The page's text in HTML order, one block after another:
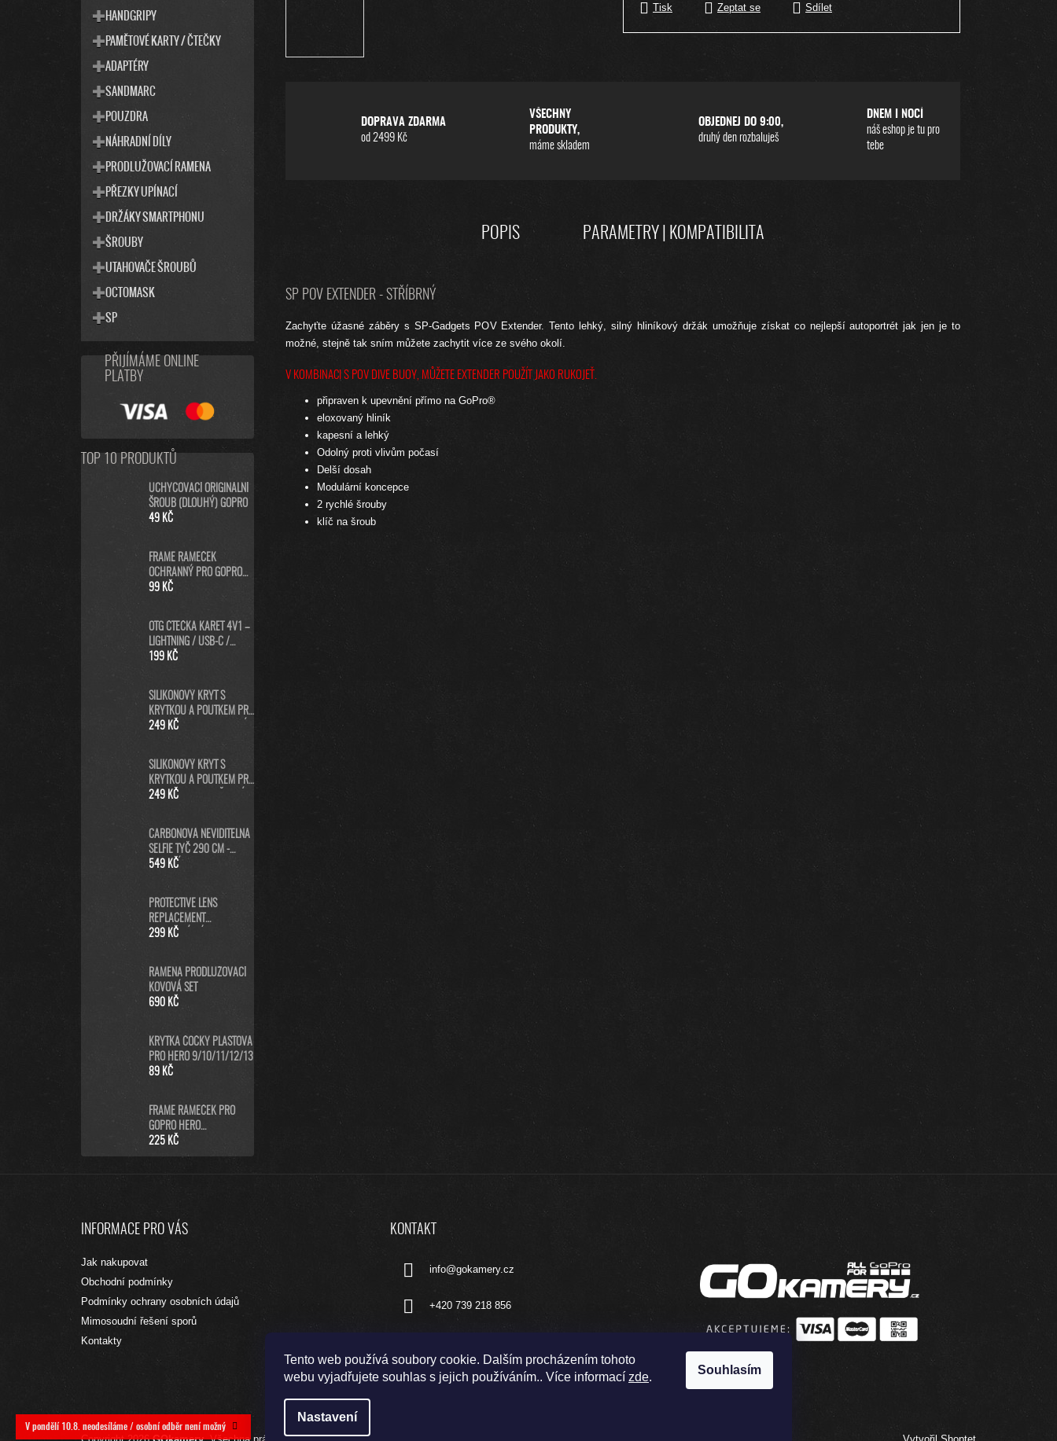
Tento web používá soubory cookie. Dalším procházením tohoto
webu vyjadřujete souhlas s jejich používáním.. Více informací zde.
Nastavení
Souhlasím
V pondělí 10.8. neodesíláme / osobní odběr není možný
HANDGRIPY
PAMĚTOVÉ KARTY / ČTEČKY
ADAPTÉRY
SANDMARC
POUZDRA
NÁHRADNÍ DÍLY
PRODLUŽOVACÍ RAMENA
PŘEZKY UPÍNACÍ
DRŽÁKY SMARTPHONU
ŠROUBY
UTAHOVAČE ŠROUBŮ
OCTOMASK
SP
PŘIJÍMÁME ONLINE
PLATBY
TOP 10 PRODUKTŮ
UCHYCOVACÍ ORIGINÁLNÍ
ŠROUB (DLOUHÝ) GOPRO
49 KČ
FRAME RÁMEČEK
OCHRANNÝ PRO GOPRO
HERO8 BLACK
99 KČ
OTG ČTEČKA KARET 4V1 –
LIGHTNING / USB-C /
MICRO USB / USB-A PRO
199 KČ
SILIKONOVÝ KRYT S
KRYTKOU A POUTKEM PRO
GOPRO HERO13 - MODRÝ
249 KČ
SILIKONOVÝ KRYT S
KRYTKOU A POUTKEM PRO
GOPRO HERO13 - ČERNÝ
249 KČ
CARBONOVÁ NEVIDITELNÁ
SELFIE TYČ 290 CM -
DLOUHÁ SELFIE STICK PRO
549 KČ
PROTECTIVE LENS
REPLACEMENT
NEORIGINÁLNÍ (PRO
KRYTKA ČOČKY KAMERY -
ČERNÁ
299 KČ
RAMENA PRODLUŽOVACÍ
KOVOVÁ SET
690 KČ
KRYTKA ČOČKY PLASTOVÁ
PRO HERO 9/10/11/12/13
89 KČ
FRAME RÁMEČEK PRO
GOPRO HERO
9/10/11/12/13 BLACK
225 KČ
Tisk Zeptat se Sdílet
DOPRAVA ZDARMA
od 2499 Kč
VŠECHNY
PRODUKTY,
máme skladem
OBJEDNEJ DO 9:00,
druhý den rozbaluješ
DNEM I NOCÍ
náš eshop je tu pro
tebe
POPIS PARAMETRY | KOMPATIBILITA
SP POV EXTENDER - STŘÍBRNÝ
Zachyťte úžasné záběry s SP-Gadgets POV Extender. Tento lehký, silný hliníkový držák umožňuje získat co nejlepší autoportrét jak jen je to
možné, stejně tak sním můžete zachytit více ze svého okolí.
V KOMBINACI S POV DIVE BUOY, MŮŽETE EXTENDER POUŽÍT JAKO RUKOJEŤ.
připraven k upevnění přímo na GoPro®
eloxovaný hliník
kapesní a lehký
Odolný proti vlivům počasí
Delší dosah
Modulární koncepce
2 rychlé šrouby
klíč na šroub
INFORMACE PRO VÁS
Jak nakupovat
Obchodní podmínky
Podmínky ochrany osobních údajů
Mimosoudní řešení sporů
Kontakty
KONTAKT
info@gokamery.cz
+420 739 218 856